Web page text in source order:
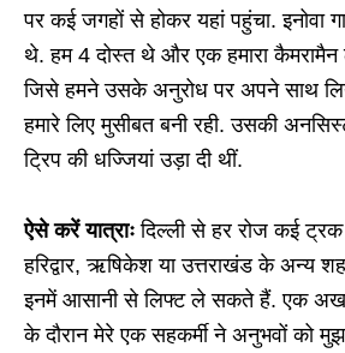
पर कई जगहों से होकर यहां पहुंचा. इनोवा
थे. हम 4 दोस्त थे और एक हमारा
जिसे हमने उसके अनुरोध पर अपने साथ
हमारे लिए मुसीबत बनी रही. उसकी
ट्रिप की धज्जियां उड़ा दी थीं.
ऐसे करें यात्राःदिल्ली से हर रोज कई ट्रक
हरिद्वार, ऋषिकेश या उत्तराखंड के अन्य
इनमें आसानी से लिफ्ट ले सकते हैं. एक
के दौरान मेरे एक सहकर्मी ने अनुभवों को